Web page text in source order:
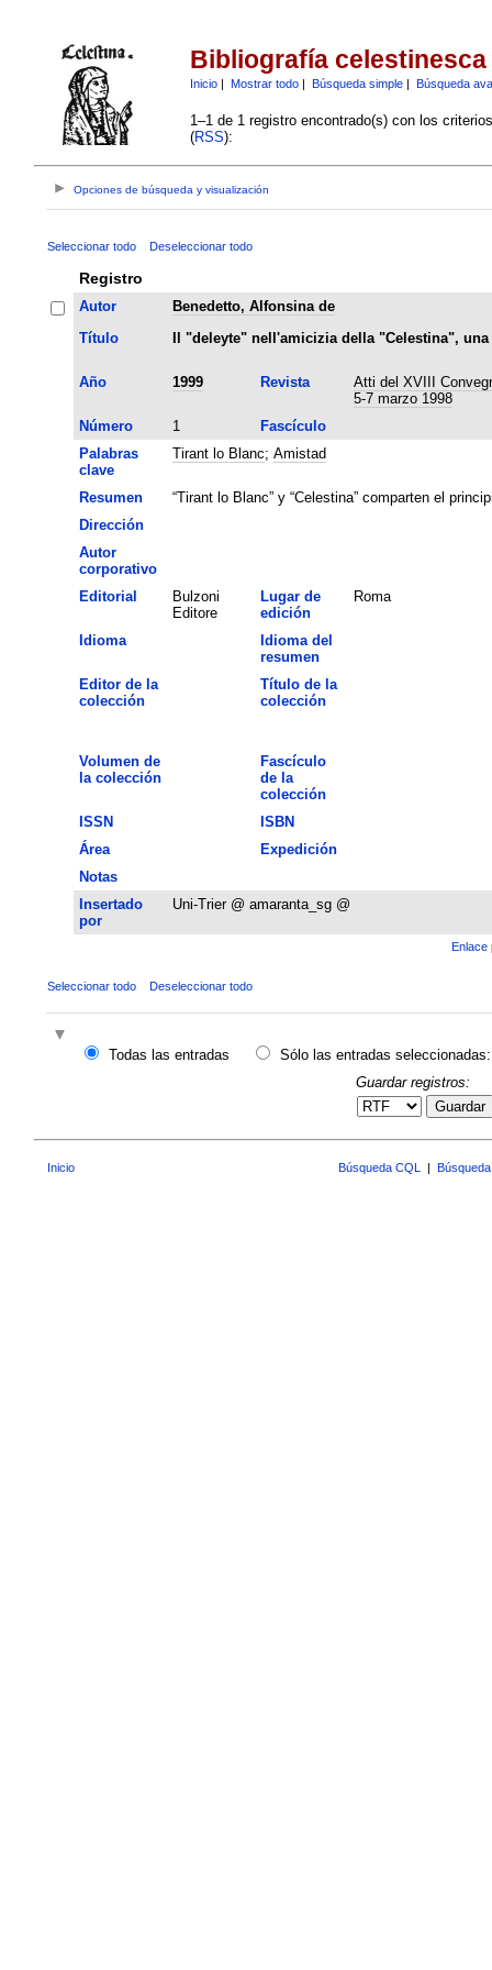
Bibliografía celestinesca
Inicio| Mostrar todo| Búsqueda simple| Búsqueda
1–1 de 1 registro encontrado(s) con los
(RSS):
Opciones de búsqueda y visualización
Seleccionar todo Deseleccionar todo
Registro
Autor
Benedetto, Alfonsina de
Título
Il "deleyte" nell'amicizia della "Celestina",
Año 1999 Revista
Atti del XVIII
5-7 marzo 1998
Número
1
Fascículo
Palabras
clave
Tirant lo Blanc; Amistad
Resumen
“Tirant lo Blanc” y “Celestina” comparten el
Dirección
Autor
corporativo
Editorial
Bulzoni
Editore
Lugar de
edición
Roma
Idioma
Idioma del
resumen
Editor de la
colección
Título de la
colección
Volumen de
la colección
Fascículo
de la
colección
ISSN
ISBN
Área
Expedición
Notas
Insertado
por
Uni-Trier @ amaranta_sg @
Enlace
Seleccionar todo Deseleccionar todo
Todas las entradas
Sólo las entradas seleccionadas:
Guardar registros:
Guardar
Inicio Búsqueda CQL